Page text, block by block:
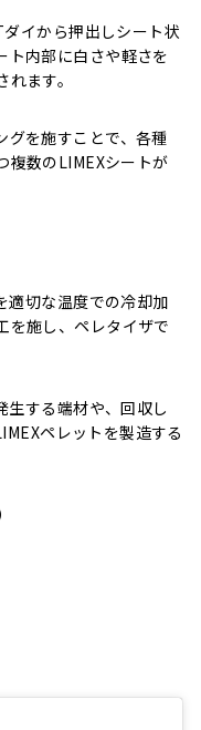
イから押出しシート状
ト内部に白さや軽さを
ます。
グを施すことで、各種
複数のLIMEXシートが
適切な温度での冷却加
を施し、ペレタイザで
生する端材や、回収し
ペレットを製造する